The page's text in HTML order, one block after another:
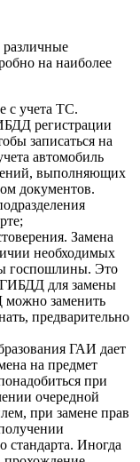
различные
на наиболее
с учета ТС.
регистрации
записаться на
автомобиль
выполняющих
документов.
Замена
необходимых
госпошлины. Это
для замены
можно заменить
предварительно
ГАИ дает
на предмет
при
очередной
при замене прав
стандарта. Иногда